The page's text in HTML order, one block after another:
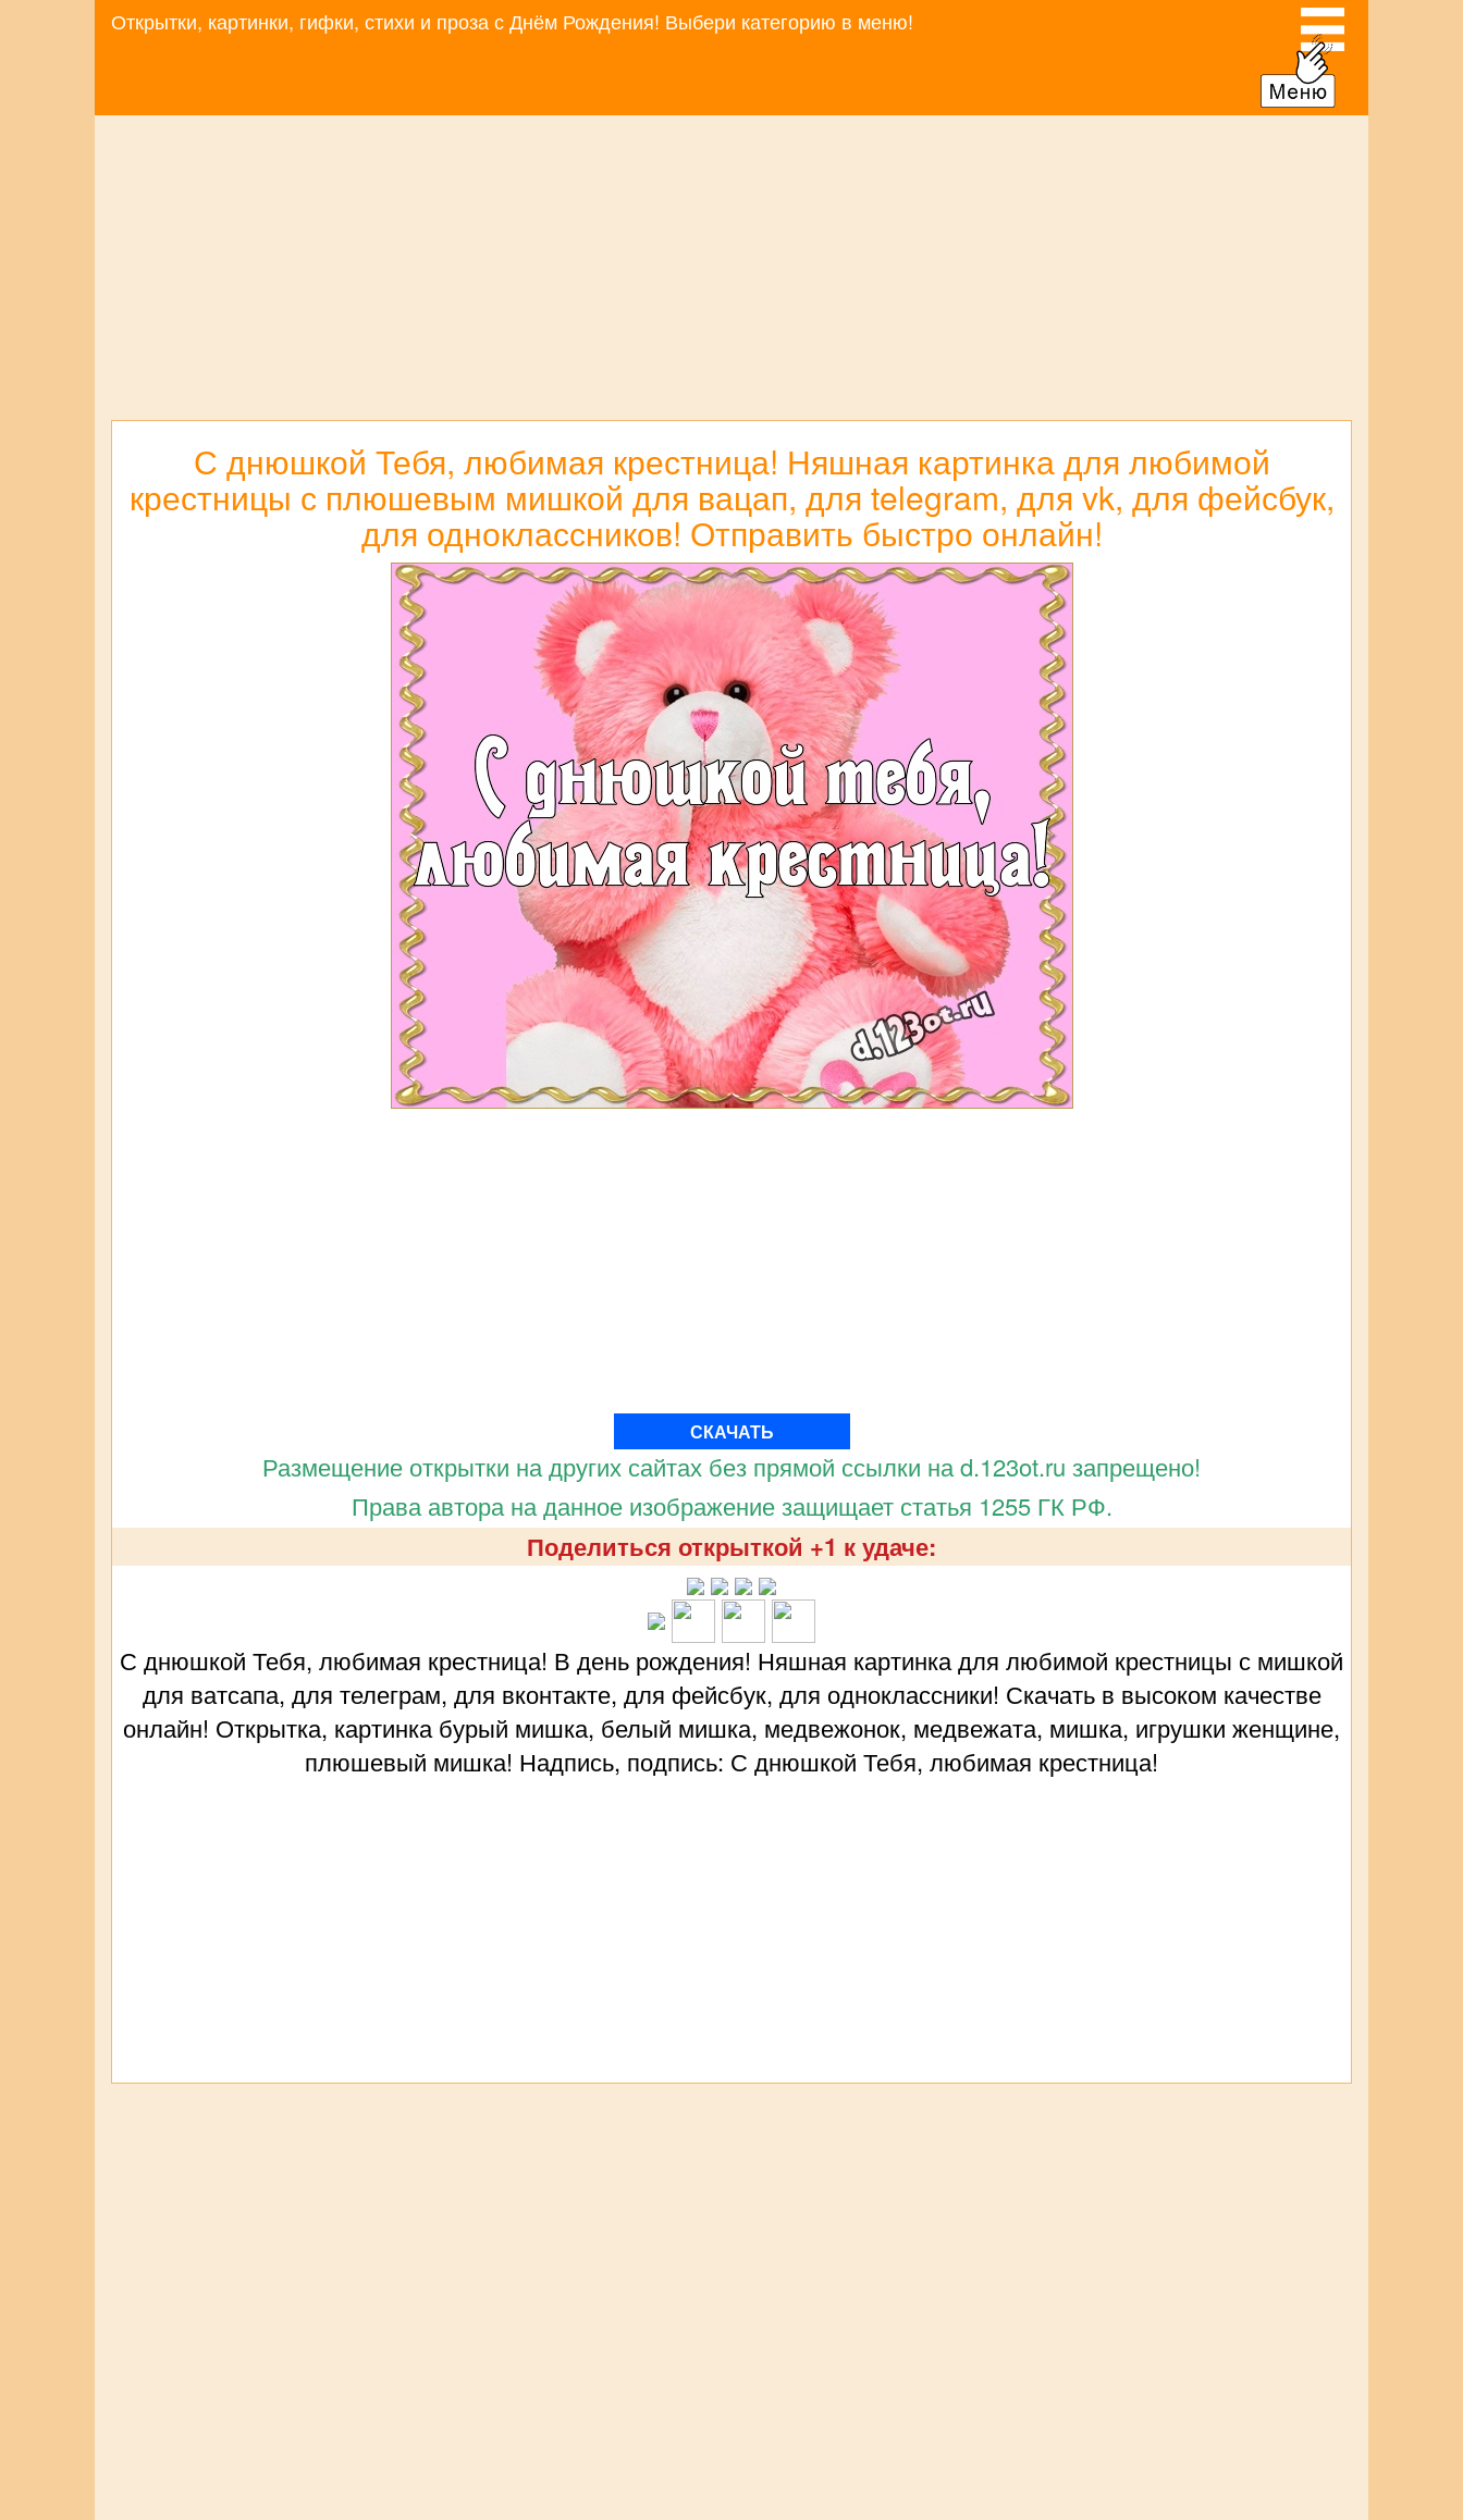
Открытки, картинки, гифки, стихи и проза с Днём Рождения! Выбери категорию в меню!
С днюшкой Тебя, любимая крестница! Няшная картинка для любимой
крестницы с плюшевым мишкой для вацап, для telegram, для vk, для фейсбук,
для одноклассников! Отправить быстро онлайн!
СКАЧАТЬ
Размещение открытки на других сайтах без прямой ссылки на d.123ot.ru запрещено!
Права автора на данное изображение защищает статья 1255 ГК РФ.
Поделиться открыткой +1 к удаче:
С днюшкой Тебя, любимая крестница! В день рождения! Няшная картинка для любимой крестницы с мишкой
для ватсапа, для телеграм, для вконтакте, для фейсбук, для одноклассники! Скачать в высоком качестве
онлайн! Открытка, картинка бурый мишка, белый мишка, медвежонок, медвежата, мишка, игрушки женщине,
плюшевый мишка! Надпись, подпись: С днюшкой Тебя, любимая крестница!